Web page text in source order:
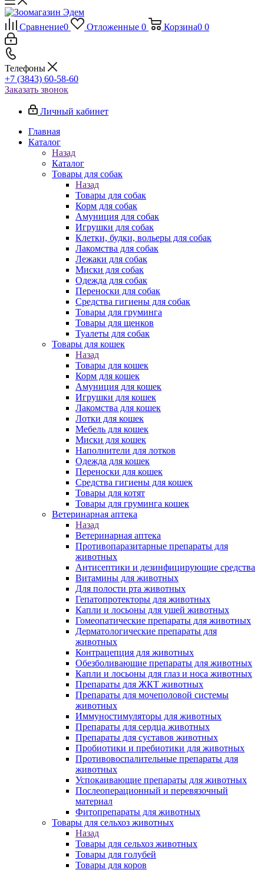
Сравнение0 Отложенные 0 Корзина0 0
Телефоны
+7 (3843) 60-58-60
Заказать звонок
Личный кабинет
Главная
Каталог
Назад
Каталог
Товары для собак
Назад
Товары для собак
Корм для собак
Амуниция для собак
Игрушки для собак
Клетки, будки, вольеры для собак
Лакомства для собак
Лежаки для собак
Миски для собак
Одежда для собак
Переноски для собак
Средства гигиены для собак
Товары для груминга
Товары для щенков
Туалеты для собак
Товары для кошек
Назад
Товары для кошек
Корм для кошек
Амуниция для кошек
Игрушки для кошек
Лакомства для кошек
Лотки для кошек
Мебель для кошек
Миски для кошек
Наполнители для лотков
Одежда для кошек
Переноски для кошек
Средства гигиены для кошек
Товары для котят
Товары для груминга кошек
Ветеринарная аптека
Назад
Ветеринарная аптека
Противопаразитарные препараты для
животных
Антисептики и дезинфицирующие средства
Витамины для животных
Для полости рта животных
Гепатопротекторы для животных
Капли и лосьоны для ушей животных
Гомеопатические препараты для животных
Дерматологические препараты для
животных
Контрацепция для животных
Обезболивающие препараты для животных
Капли и лосьоны для глаз и носа животных
Препараты для ЖКТ животных
Препараты для мочеполовой системы
животных
Иммуностимуляторы для животных
Препараты для сердца животных
Препараты для суставов животных
Пробиотики и пребиотики для животных
Противовоспалительные препараты для
животных
Успокаивающие препараты для животных
Послеоперационный и перевязочный
материал
Фитопрепараты для животных
Товары для сельхоз животных
Назад
Товары для сельхоз животных
Товары для голубей
Товары для коров